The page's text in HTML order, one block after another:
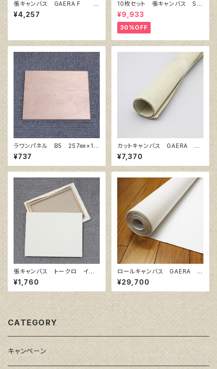
張キャンバス GAERA F 1
5号
¥4,257
10枚セット 張キャンバス Sn
owWhite SPC（綿・ポリエステ
ル）F8 455㎜×380㎜
¥9,933
30%OFF
ラワンパネル B5 257㎜×18
2㎜
¥737
カットキャンバス GAERA F
S40
¥7,370
張キャンバス トークロ イエ
ロー 6号
¥1,760
ロールキャンバス GAERA F
145㎝巾×5m巻
¥29,700
CATEGORY
キャンペーン